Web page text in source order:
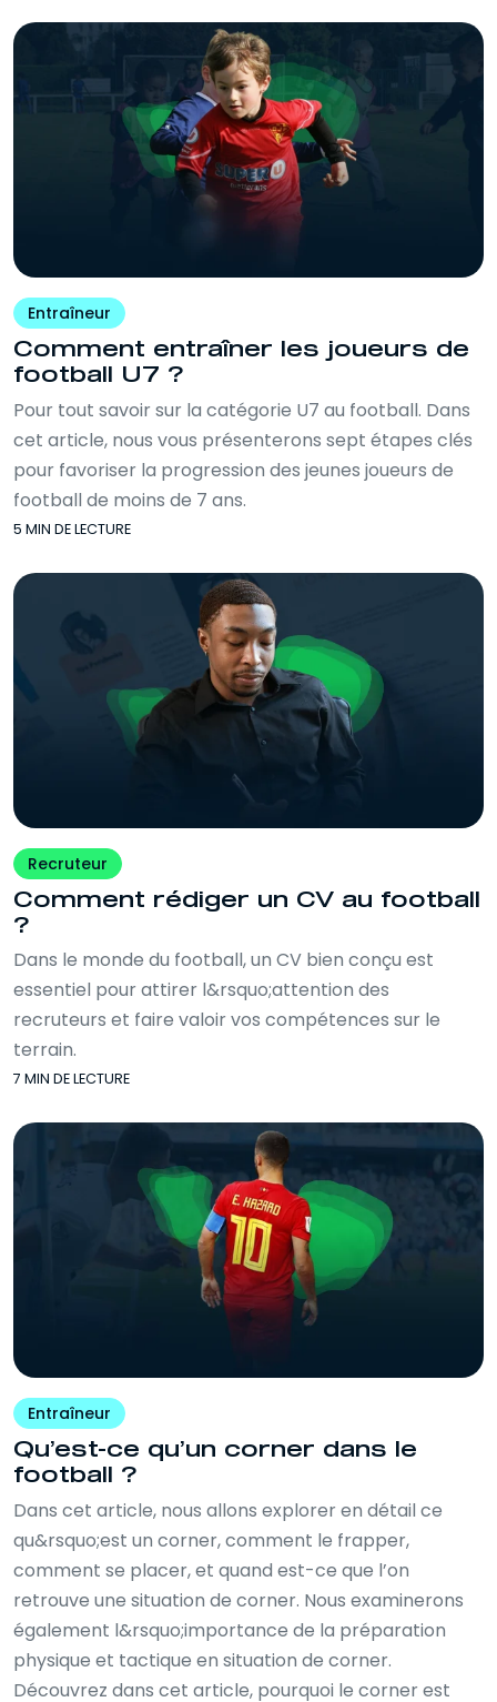
Entraîneur
Comment entraîner les joueurs de
football U7 ?
Pour tout savoir sur la catégorie U7 au football. Dans
cet article, nous vous présenterons sept étapes clés
pour favoriser la progression des jeunes joueurs de
football de moins de 7 ans.
5 MIN DE LECTURE
Recruteur
Comment rédiger un CV au football
?
Dans le monde du football, un CV bien conçu est
essentiel pour attirer l&rsquo;attention des
recruteurs et faire valoir vos compétences sur le
terrain.
7 MIN DE LECTURE
Entraîneur
Qu’est-ce qu’un corner dans le
football ?
Dans cet article, nous allons explorer en détail ce
qu&rsquo;est un corner, comment le frapper,
comment se placer, et quand est-ce que l’on
retrouve une situation de corner. Nous examinerons
également l&rsquo;importance de la préparation
physique et tactique en situation de corner.
Découvrez dans cet article, pourquoi le corner est